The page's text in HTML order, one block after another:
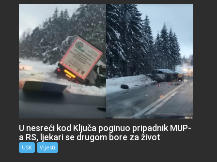
U nesreći kod Ključa poginuo pripadnik MUP-
a RS, ljekari se drugom bore za život
USK Vijesti